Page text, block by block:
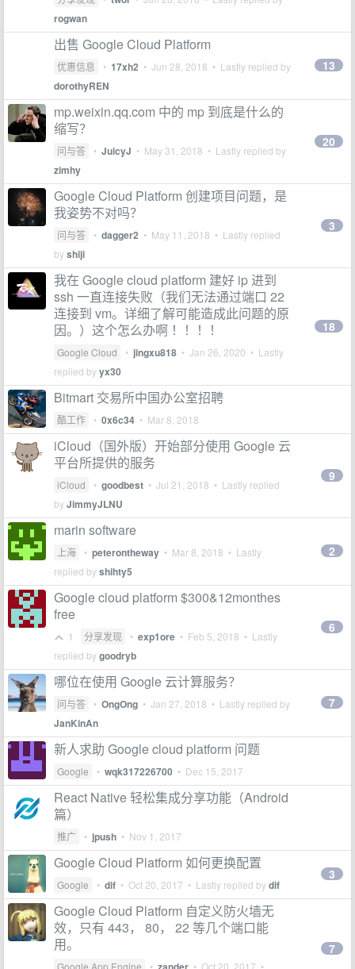
rogwan
出售 Google Cloud Platform
优惠信息 • 17xh2 • Jun 28, 2018 • Lastly replied by
dorothyREN
13
mp.weixin.qq.com 中的 mp 到底是什么的
缩写？
问与答 • JuicyJ • May 31, 2018 • Lastly replied by
zimhy
20
Google Cloud Platform 创建项目问题，是
我姿势不对吗？
问与答 • dagger2 • May 11, 2018 • Lastly replied
byshiji
3
我在 Google cloud platform 建好 ip 进到
ssh 一直连接失败（我们无法通过端口 22
连接到 vm。详细了解可能造成此问题的原
因。）这个怎么办啊 ！！！！
Google Cloud • jingxu818 • Jan 26, 2020 • Lastly
replied byyx30
18
Bitmart 交易所中国办公室招聘
酷工作 • 0x6c34 • Mar 8, 2018
iCloud（国外版）开始部分使用 Google 云
平台所提供的服务
iCloud • goodbest • Jul 21, 2018 • Lastly replied
byJimmyJLNU
9
marin software
上海 • peterontheway • Mar 8, 2018 • Lastly
replied byshihty5
2
Google cloud platform $300&12monthes
free
1 分享发现 • exp1ore • Feb 5, 2018 • Lastly
replied bygoodryb
6
哪位在使用 Google 云计算服务？
问与答 • OngOng • Jan 27, 2018 • Lastly replied by
JanKinAn
7
新人求助 Google cloud platform 问题
Google • wqk317226700 • Dec 15, 2017
React Native 轻松集成分享功能（Android
篇）
推广 • jpush • Nov 1, 2017
Google Cloud Platform 如何更换配置
Google • dif • Oct 20, 2017 • Lastly replied bydif
3
Google Cloud Platform 自定义防火墙无
效，只有 443， 80， 22 等几个端口能
用。
Google App Engine • • Oct 20, 2017 •
7